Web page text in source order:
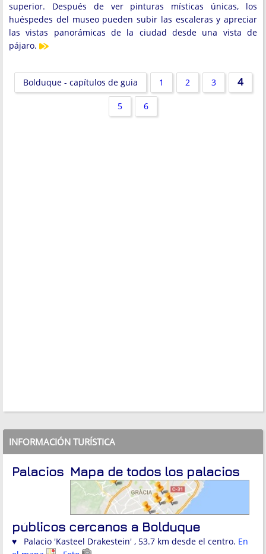
superior. Después de ver pinturas místicas únicas, los
huéspedes del museo pueden subir las escaleras y apreciar
las vistas panorámicas de la ciudad desde una vista de
pájaro.
Bolduque - capítulos de guia 1 2 3 4
5 6
INFORMACIÓN TURÍSTICA
Mapa de todos los palacios
Palacios
públicos cercanos a Bolduque
♥ Palacio 'Kasteel Drakestein' , 53.7 km desde el centro. En